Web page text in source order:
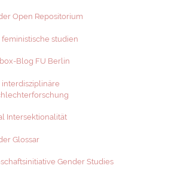
Open Repositorium
feministische studien
Blog FU Berlin
interdisziplinäre
Intersektionalität
Glossar
Gender Studies